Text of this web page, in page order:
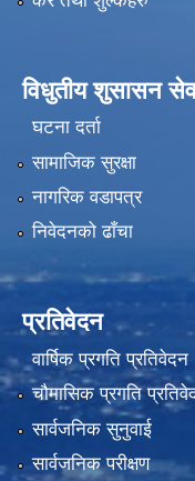
विधुतीय शुसासन
घटना दर्ता
सामाजिक सुरक्षा
नागरिक वडापत्र
निवेदनको ढाँचा
प्रतिवेदन
वार्षिक प्रगति प्रतिवेदन
चौमासिक प्रगति
सार्वजनिक सुनुवाई
सार्वजनिक परीक्षण